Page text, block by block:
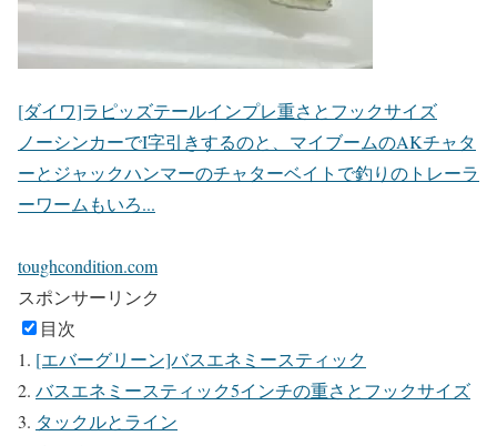
[ダイワ]ラピッズテールインプレ重さとフックサイズ
ノーシンカーでI字引きするのと、マイブームのAKチャタ
ーとジャックハンマーのチャターベイトで釣りのトレーラ
ーワームもいろ...
toughcondition.com
スポンサーリンク
目次
[エバーグリーン]バスエネミースティック
バスエネミースティック5インチの重さとフックサイズ
タックルとライン